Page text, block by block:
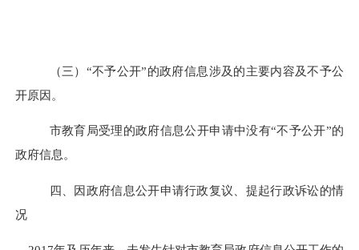
（三） “不予公开”的政府信息涉及的主要内容及不予公
开原因。
市教育局受理的政府信息公开申请中没有“不予公开”的
政府信息。
四、因政府信息公开申请行政复议、提起行政诉讼的情
况